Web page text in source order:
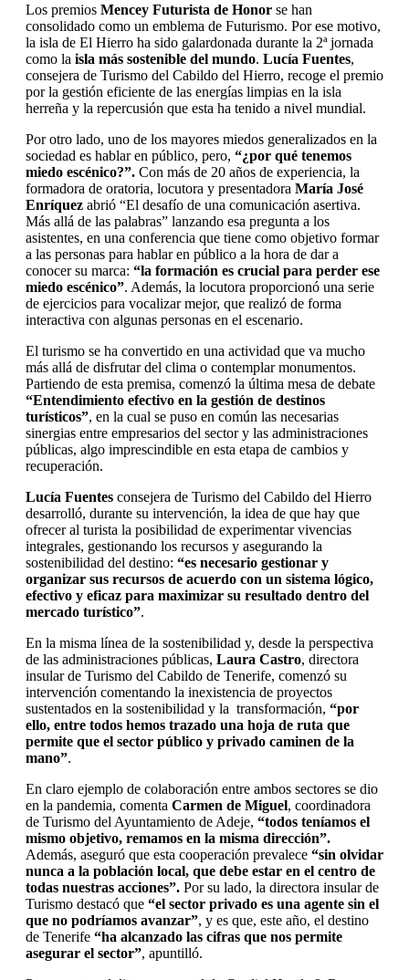
Los premios Mencey Futurista de Honor se han
consolidado como un emblema de Futurismo. Por ese motivo,
la isla de El Hierro ha sido galardonada durante la 2ª jornada
como la isla más sostenible del mundo. Lucía Fuentes,
consejera de Turismo del Cabildo del Hierro, recoge el premio
por la gestión eficiente de las energías limpias en la isla
herreña y la repercusión que esta ha tenido a nivel mundial.
Por otro lado, uno de los mayores miedos generalizados en la
sociedad es hablar en público, pero, “¿por qué tenemos
miedo escénico?”. Con más de 20 años de experiencia, la
formadora de oratoria, locutora y presentadora María José
Enríquez abrió “El desafío de una comunicación asertiva.
Más allá de las palabras” lanzando esa pregunta a los
asistentes, en una conferencia que tiene como objetivo formar
a las personas para hablar en público a la hora de dar a
conocer su marca: “la formación es crucial para perder ese
miedo escénico”. Además, la locutora proporcionó una serie
de ejercicios para vocalizar mejor, que realizó de forma
interactiva con algunas personas en el escenario.
El turismo se ha convertido en una actividad que va mucho
más allá de disfrutar del clima o contemplar monumentos.
Partiendo de esta premisa, comenzó la última mesa de debate
“Entendimiento efectivo en la gestión de destinos
turísticos”, en la cual se puso en común las necesarias
sinergias entre empresarios del sector y las administraciones
públicas, algo imprescindible en esta etapa de cambios y
recuperación.
Lucía Fuentes consejera de Turismo del Cabildo del Hierro
desarrolló, durante su intervención, la idea de que hay que
ofrecer al turista la posibilidad de experimentar vivencias
integrales, gestionando los recursos y asegurando la
sostenibilidad del destino: “es necesario gestionar y
organizar sus recursos de acuerdo con un sistema lógico,
efectivo y eficaz para maximizar su resultado dentro del
mercado turístico”.
En la misma línea de la sostenibilidad y, desde la perspectiva
de las administraciones públicas, Laura Castro, directora
insular de Turismo del Cabildo de Tenerife, comenzó su
intervención comentando la inexistencia de proyectos
sustentados en la sostenibilidad y la transformación, “por
ello, entre todos hemos trazado una hoja de ruta que
permite que el sector público y privado caminen de la
mano”.
En claro ejemplo de colaboración entre ambos sectores se dio
en la pandemia, comenta Carmen de Miguel, coordinadora
de Turismo del Ayuntamiento de Adeje, “todos teníamos el
mismo objetivo, remamos en la misma dirección”.
Además, aseguró que esta cooperación prevalece “sin olvidar
nunca a la población local, que debe estar en el centro de
todas nuestras acciones”. Por su lado, la directora insular de
Turismo destacó que “el sector privado es una agente sin el
que no podríamos avanzar”, y es que, este año, el destino
de Tenerife “ha alcanzado las cifras que nos permite
asegurar el sector”, apuntilló.